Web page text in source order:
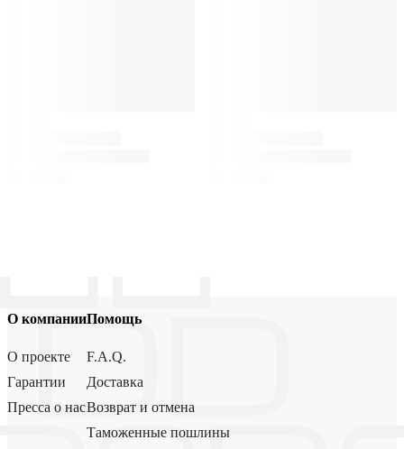
О компании
О проекте
Гарантии
Пресса о нас
Помощь
F.A.Q.
Доставка
Возврат и отмена
Таможенные пошлины